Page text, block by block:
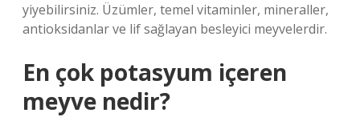
yiyebilirsiniz. Üzümler, temel vitaminler, mineraller,
antioksidanlar ve lif sağlayan besleyici meyvelerdir.
En çok potasyum içeren
meyve nedir?